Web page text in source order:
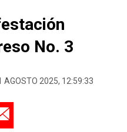
No. 3
AGOSTO 2025, 12:59:33